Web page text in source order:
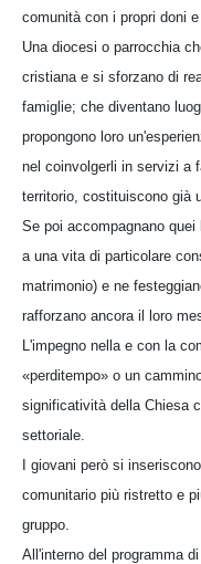
comunità con i propri doni e
Una diocesi o parrocchia
cristiana e si sforzano di
famiglie; che diventano
propongono loro
nel coinvolgerli in servizi a
territorio, costituiscono già
Se poi accompagnano
a una vita di particolare
matrimonio) e ne
rafforzano ancora il loro
L'impegno nella e con la
«perditempo» o un
significatività della Chiesa
settoriale.
I giovani però si
comunitario più ristretto e
gruppo.
All'interno del programma